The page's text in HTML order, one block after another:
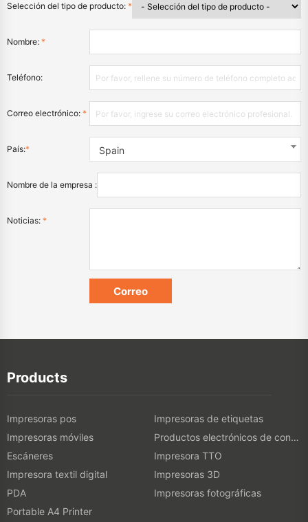
Selección del tipo de producto: *
Nombre: *
Teléfono:
Correo electrónico: *
País:* Spain
Nombre de la empresa :
Noticias: *
Products
Impresoras pos
Impresoras de etiquetas
Impresoras móviles
Productos electrónicos de consumo
Escáneres
Impresora TTO
Impresora textil digital
Impresoras 3D
PDA
Impresoras fotográficas
Portable A4 Printer